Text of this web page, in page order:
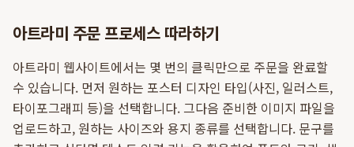
아트라미 주문 프로세스 따라하기
아트라미 웹사이트에서는 몇 번의 클릭만으로 주문을 완료할
수 있습니다. 먼저 원하는 포스터 디자인 타입(사진, 일러스트,
타이포그래피 등)을 선택합니다. 그다음 준비한 이미지 파일을
업로드하고, 원하는 사이즈와 용지 종류를 선택합니다. 문구를